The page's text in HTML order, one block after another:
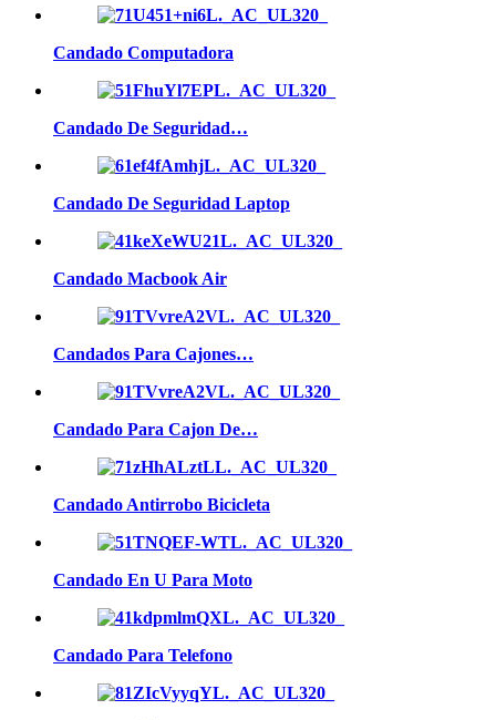
Candado Computadora
Candado De Seguridad…
Candado De Seguridad Laptop
Candado Macbook Air
Candados Para Cajones…
Candado Para Cajon De…
Candado Antirrobo Bicicleta
Candado En U Para Moto
Candado Para Telefono